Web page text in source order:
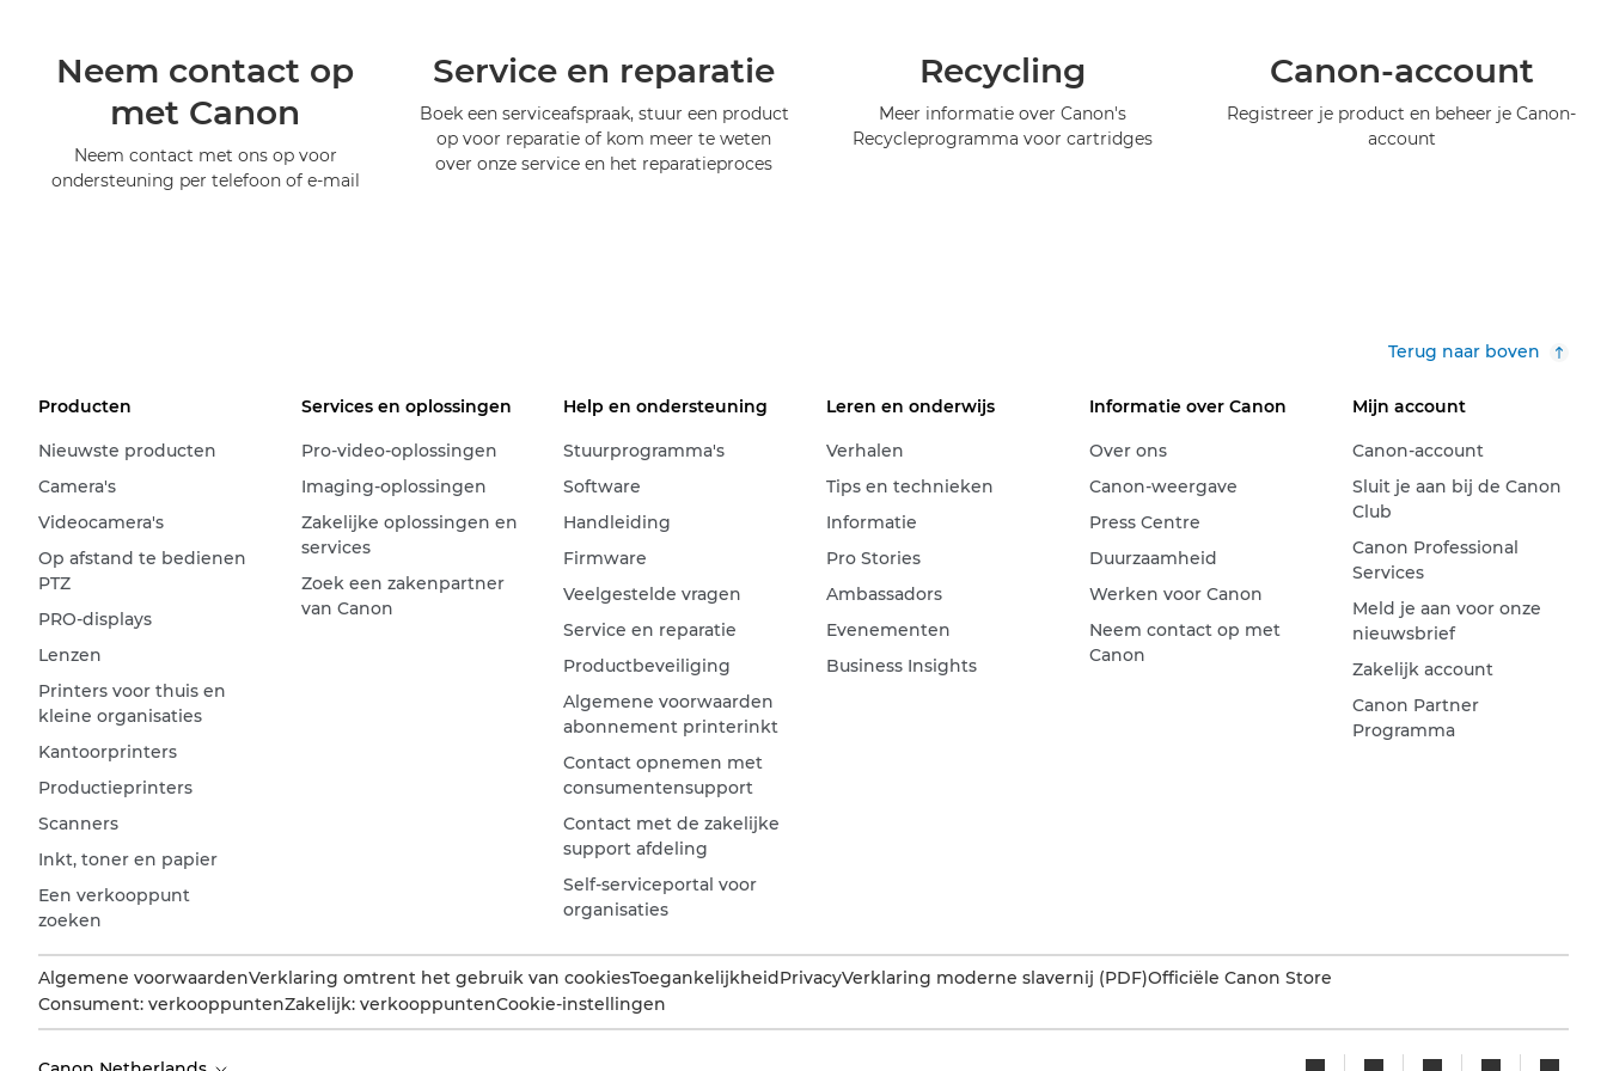
Neem contact op
met Canon
Neem contact met ons op voor
ondersteuning per telefoon of e-mail
Service en reparatie
Boek een serviceafspraak, stuur een product
op voor reparatie of kom meer te weten
over onze service en het reparatieproces
Recycling
Meer informatie over Canon's
Recycleprogramma voor cartridges
Canon-account
Registreer je product en beheer je Canon-
account
Terug naar boven
Producten
Nieuwste producten
Camera's
Videocamera's
Op afstand te bedienen
PTZ
PRO-displays
Lenzen
Printers voor thuis en
kleine organisaties
Kantoorprinters
Productieprinters
Scanners
Inkt, toner en papier
Een verkooppunt
zoeken
Services en oplossingen
Pro-video-oplossingen
Imaging-oplossingen
Zakelijke oplossingen en
services
Zoek een zakenpartner
van Canon
Help en ondersteuning
Stuurprogramma's
Software
Handleiding
Firmware
Veelgestelde vragen
Service en reparatie
Productbeveiliging
Algemene voorwaarden
abonnement printerinkt
Contact opnemen met
consumentensupport
Contact met de zakelijke
support afdeling
Self-serviceportal voor
organisaties
Leren en onderwijs
Verhalen
Tips en technieken
Informatie
Pro Stories
Ambassadors
Evenementen
Business Insights
Informatie over Canon
Over ons
Canon-weergave
Press Centre
Duurzaamheid
Werken voor Canon
Neem contact op met
Canon
Mijn account
Canon-account
Sluit je aan bij de Canon
Club
Canon Professional
Services
Meld je aan voor onze
nieuwsbrief
Zakelijk account
Canon Partner
Programma
Algemene voorwaardenVerklaring omtrent het gebruik van cookiesToegankelijkheid PrivacyVerklaring moderne slavernij (PDF)Officiële Canon Store
Consument: verkooppuntenZakelijk: verkooppuntenCookie-instellingen